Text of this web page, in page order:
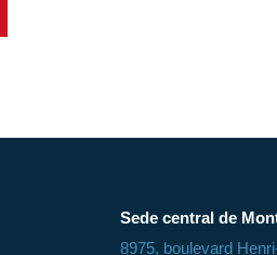
Sede central de
8975, boulevard